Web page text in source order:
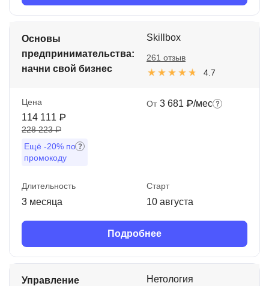
Основы
предпринимательства:
начни свой бизнес
Skillbox
4.7
261 отзыв
Цена
114 111 ₽
228 223 ₽
Ещё -20% по
промокоду
От 3 681 ₽/мес
Длительность
3 месяца
Старт
10 августа
Подробнее
Управление
Нетология